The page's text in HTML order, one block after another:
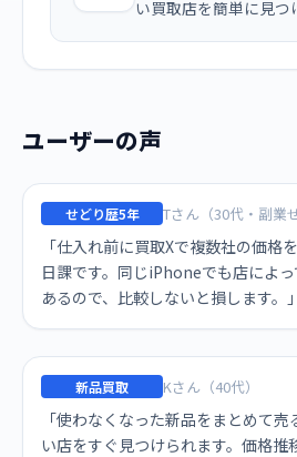
い買取店を簡単に見つ
ユーザーの声
せどり歴5年 Tさん（30代・副業
「仕入れ前に買取Xで複数社の価格
日課です。同じiPhoneでも店によ
あるので、比較しないと損します。」
新品買取 Kさん（40代）
「使わなくなった新品をまとめて
い店をすぐ見つけられます。価格推